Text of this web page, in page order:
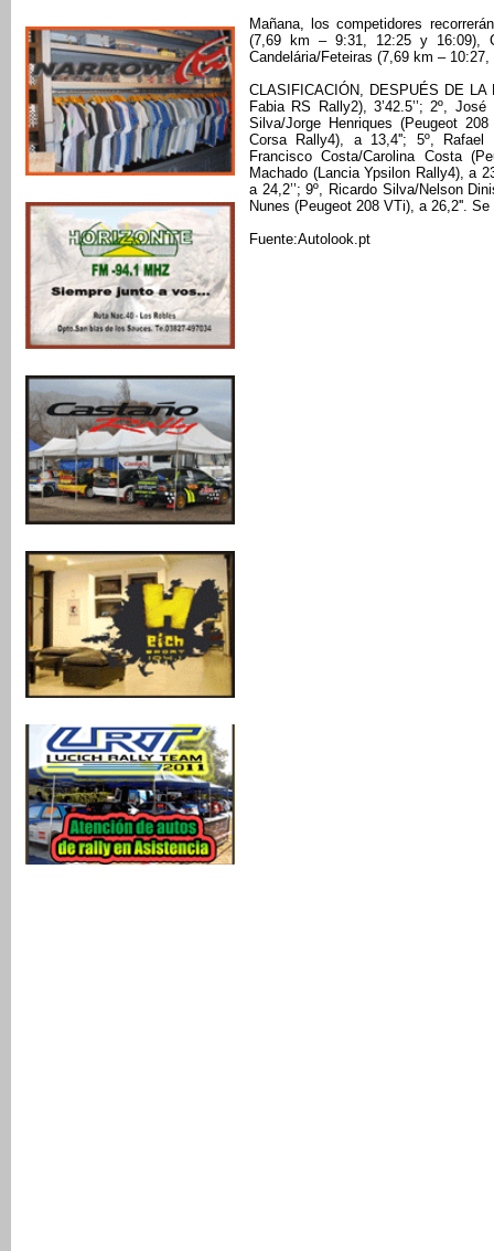
Mañana, los competidores
(7,69 km – 9:31, 12:25 y 16:09),
Candelária/Feteiras (7,69 km –
CLASIFICACIÓN, DESPUÉS DE
Fabia RS Rally2), 3’42.5’’; 2º,
Silva/Jorge Henriques (Peugeot
Corsa Rally4), a 13,4''; 5º, Rafael
Francisco Costa/Carolina Costa
Machado (Lancia Ypsilon Rally4), a
a 24,2’’; 9º, Ricardo Silva/Nelson
Nunes (Peugeot 208 VTi), a 26,2''.
Fuente:Autolook.pt